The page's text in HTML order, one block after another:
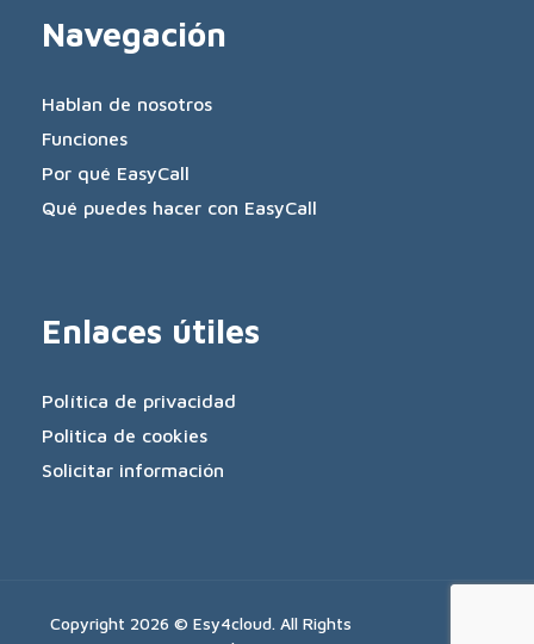
Navegación
Hablan de nosotros
Funciones
Por qué EasyCall
Qué puedes hacer con EasyCall
Enlaces útiles
Política de privacidad
Politica de cookies
Solicitar información
Copyright 2026 © Esy4cloud. All Rights